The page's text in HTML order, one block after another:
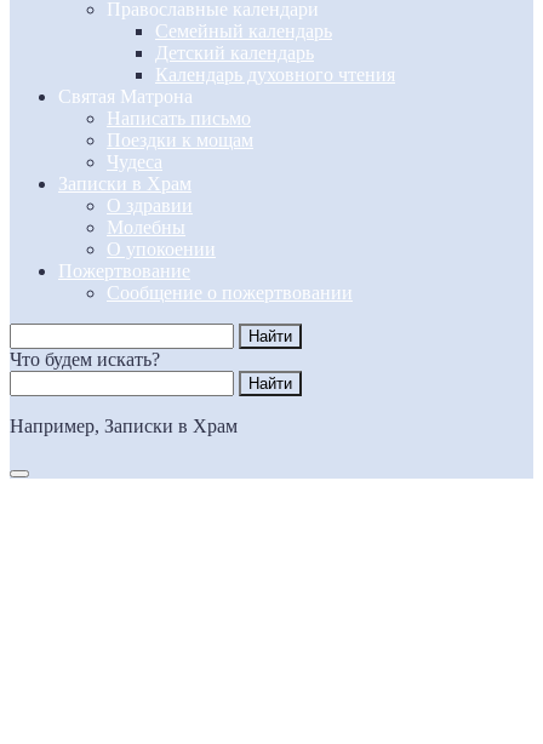
Православные календари
Семейный календарь
Детский календарь
Календарь духовного чтения
Святая Матрона
Написать письмо
Поездки к мощам
Чудеса
Записки в Храм
О здравии
Молебны
О упокоении
Пожертвование
Сообщение о пожертвовании
Что будем искать?
Например, Записки в Храм